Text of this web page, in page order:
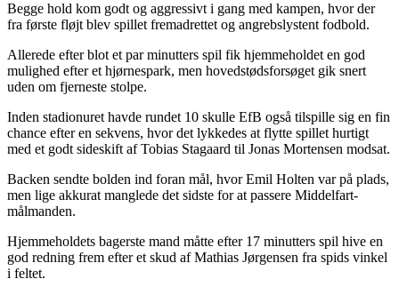
Begge hold kom godt og aggressivt i gang med kampen, hvor der
fra første fløjt blev spillet fremadrettet og angrebslystent fodbold.
Allerede efter blot et par minutters spil fik hjemmeholdet en god
mulighed efter et hjørnespark, men hovedstødsforsøget gik snert
uden om fjerneste stolpe.
Inden stadionuret havde rundet 10 skulle EfB også tilspille sig en fin
chance efter en sekvens, hvor det lykkedes at flytte spillet hurtigt
med et godt sideskift af Tobias Stagaard til Jonas Mortensen modsat.
Backen sendte bolden ind foran mål, hvor Emil Holten var på plads,
men lige akkurat manglede det sidste for at passere Middelfart-
målmanden.
Hjemmeholdets bagerste mand måtte efter 17 minutters spil hive en
god redning frem efter et skud af Mathias Jørgensen fra spids vinkel
i feltet.